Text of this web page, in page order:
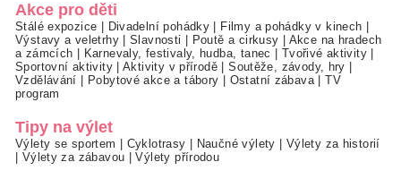
Akce pro děti
Stálé expozice Divadelní pohádky Filmy a pohádky v kinech
Výstavy a veletrhy|Slavnosti Poutě a cirkusy
Akce na hradech
a zámcích
Karnevaly, festivaly, hudba, tanec Tvořivé aktivity
Sportovní aktivity|Aktivity v přírodě |Soutěže, závody, hry
Vzdělávání
Pobytové akce a tábory Ostatní zábava|TV
program
Tipy na výlet
Výlety se sportem Cyklotrasy Naučné výlety
Výlety za historií
Výlety za zábavou |Výlety přírodou